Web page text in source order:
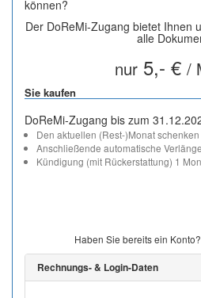
können?
Der DoReMi-Zugang bietet Ihnen
alle
nur5,- € /
Sie kaufen
DoReMi-Zugang bis zum
Den aktuellen (Rest-)Monat
Anschließende automatische
Kündigung (mit Rückerstattung) 1
Haben Sie bereits ein Konto?
Rechnungs- & Login-Daten